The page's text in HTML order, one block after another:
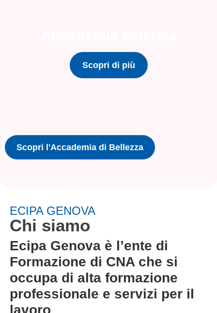
Scopri di più
Scopri l'Accademia di Bellezza
ECIPA GENOVA
Chi siamo
Ecipa Genova è l’ente di
Formazione di CNA che si
occupa di alta formazione
professionale e servizi per il
lavoro